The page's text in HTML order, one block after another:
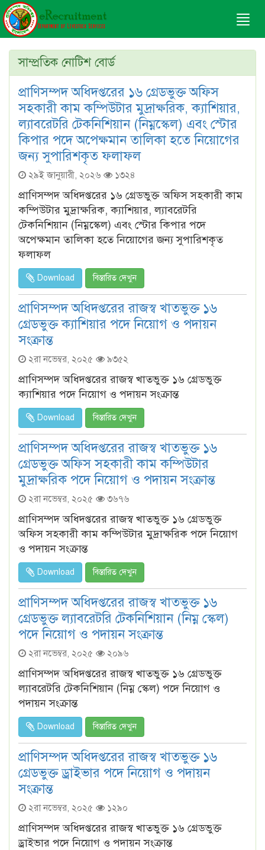
সাম্প্রতিক নোটিশ বোর্ড
প্রাণিসম্পদ অধিদপ্তরের ১৬ গ্রেডভুক্ত অফিস
সহকারী কাম কম্পিউটার মুদ্রাক্ষরিক, ক্যাশিয়ার,
ল্যাবরেটরি টেকনিশিয়ান (নিম্নস্কেল) এবং স্টোর
কিপার পদে অপেক্ষমান তালিকা হতে নিয়োগের
জন্য সুপারিশকৃত ফলাফল
২৯ই জানুয়ারী, ২০২৬ ১৩২৪
প্রাণিসম্পদ অধিদপ্তরের ১৬ গ্রেডভুক্ত অফিস সহকারী কাম
কম্পিউটার মুদ্রাক্ষরিক, ক্যাশিয়ার, ল্যাবরেটরি
টেকনিশিয়ান (নিম্নস্কেল) এবং স্টোর কিপার পদে
অপেক্ষমান তালিকা হতে নিয়োগের জন্য সুপারিশকৃত
ফলাফল
Download বিস্তারিত দেখুন
প্রাণিসম্পদ অধিদপ্তরের রাজস্ব খাতভুক্ত ১৬
গ্রেডভুক্ত ক্যাশিয়ার পদে নিয়োগ ও পদায়ন
সংক্রান্ত
২রা নভেম্বর, ২০২৫ ৯৩৫২
প্রাণিসম্পদ অধিদপ্তরের রাজস্ব খাতভুক্ত ১৬ গ্রেডভুক্ত
ক্যাশিয়ার পদে নিয়োগ ও পদায়ন সংক্রান্ত
Download বিস্তারিত দেখুন
প্রাণিসম্পদ অধিদপ্তরের রাজস্ব খাতভুক্ত ১৬
গ্রেডভুক্ত অফিস সহকারী কাম কম্পিউটার
মুদ্রাক্ষরিক পদে নিয়োগ ও পদায়ন সংক্রান্ত
২রা নভেম্বর, ২০২৫ ৩৬৭৬
প্রাণিসম্পদ অধিদপ্তরের রাজস্ব খাতভুক্ত ১৬ গ্রেডভুক্ত
অফিস সহকারী কাম কম্পিউটার মুদ্রাক্ষরিক পদে নিয়োগ
ও পদায়ন সংক্রান্ত
Download বিস্তারিত দেখুন
প্রাণিসম্পদ অধিদপ্তরের রাজস্ব খাতভুক্ত ১৬
গ্রেডভুক্ত ল্যাবরেটরি টেকনিশিয়ান (নিম্ন স্কেল)
পদে নিয়োগ ও পদায়ন সংক্রান্ত
২রা নভেম্বর, ২০২৫ ২০৯৬
প্রাণিসম্পদ অধিদপ্তরের রাজস্ব খাতভুক্ত ১৬ গ্রেডভুক্ত
ল্যাবরেটরি টেকনিশিয়ান (নিম্ন স্কেল) পদে নিয়োগ ও
পদায়ন সংক্রান্ত
Download বিস্তারিত দেখুন
প্রাণিসম্পদ অধিদপ্তরের রাজস্ব খাতভুক্ত ১৬
গ্রেডভুক্ত ড্রাইভার পদে নিয়োগ ও পদায়ন
সংক্রান্ত
২রা নভেম্বর, ২০২৫ ১২৯০
প্রাণিসম্পদ অধিদপ্তরের রাজস্ব খাতভুক্ত ১৬ গ্রেডভুক্ত
ড্রাইভার পদে নিয়োগ ও পদায়ন সংক্রান্ত